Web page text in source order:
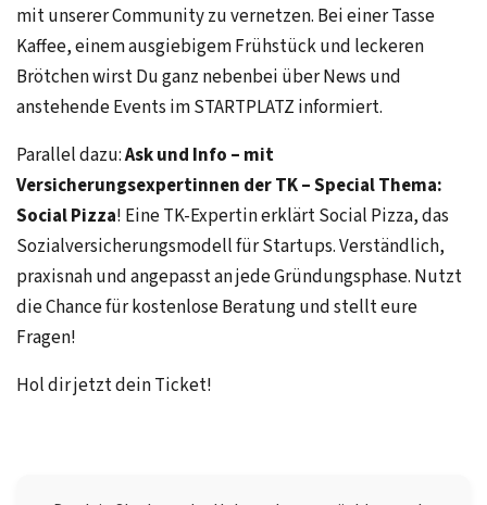
mit unserer Community zu vernetzen. Bei einer Tasse
Kaffee, einem ausgiebigem Frühstück und leckeren
Brötchen wirst Du ganz nebenbei über News und
anstehende Events im STARTPLATZ informiert.
Parallel dazu:Ask und Info – mit
Versicherungsexpertinnen der TK – Special Thema:
Social Pizza! Eine TK-Expertin erklärt Social Pizza, das
Sozialversicherungsmodell für Startups. Verständlich,
praxisnah und angepasst an jede Gründungsphase. Nutzt
die Chance für kostenlose Beratung und stellt eure
Fragen!
Hol dir jetzt dein Ticket!